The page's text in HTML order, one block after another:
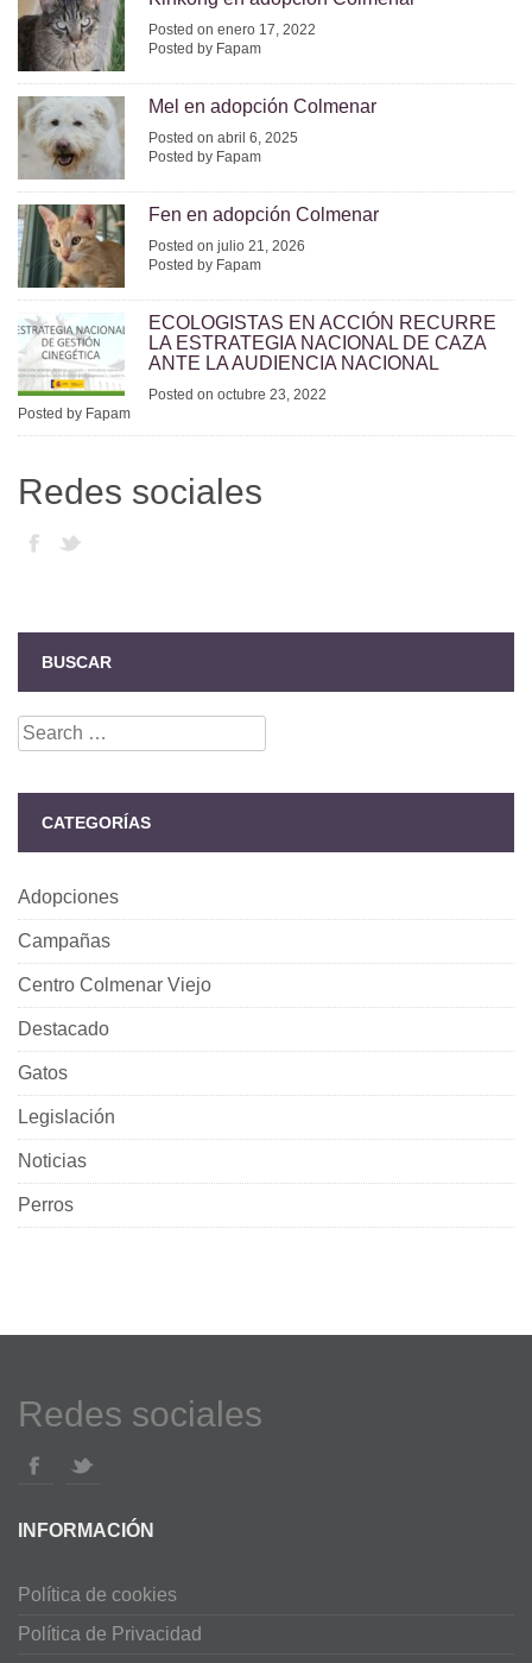
Posted on enero 17, 2022
Posted by Fapam
Mel en adopción Colmenar
Posted on abril 6, 2025
Posted by Fapam
Fen en adopción Colmenar
Posted on julio 21, 2026
Posted by Fapam
ECOLOGISTAS EN ACCIÓN RECURRE
LA ESTRATEGIA NACIONAL DE CAZA
ANTE LA AUDIENCIA NACIONAL
Posted on octubre 23, 2022
Posted by Fapam
Redes sociales
BUSCAR
Search
for:
CATEGORÍAS
Adopciones
Campañas
Centro Colmenar Viejo
Destacado
Gatos
Legislación
Noticias
Perros
Redes sociales
INFORMACIÓN
Política de cookies
Política de Privacidad